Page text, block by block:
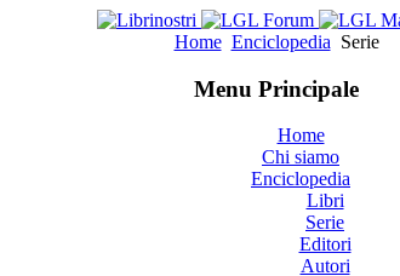
Home Enciclopedia Serie
Menu Principale
Home
Chi siamo
Enciclopedia
Libri
Serie
Editori
Autori